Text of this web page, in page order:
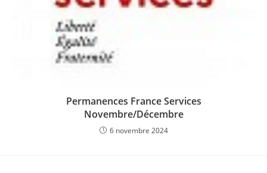
Permanences France Services
Novembre/Décembre
6 novembre 2024